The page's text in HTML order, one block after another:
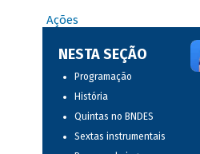
Ações
NESTA SEÇÃO
Programação
História
Quintas no BNDES
Sextas instrumentais